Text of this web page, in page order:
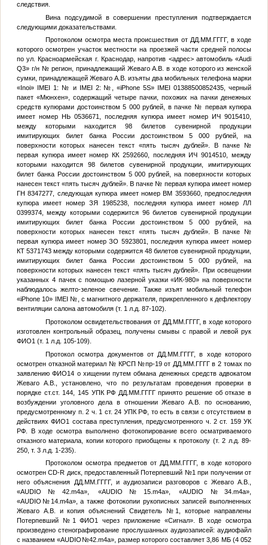
следствия.
Вина подсудимой в совершении преступления подтверждается
следующими доказательствами.
Протоколом осмотра места происшествия от ДД.ММ.ГГГГ, в ходе
которого осмотрен участок местности на проезжей части средней полосы
по ул. Красноармейская г. Краснодар, напротив <адрес>автомобиль «Audi
Q3» г/н № регион, принадлежащий Жеваго А.В. в ходе которого из женской
сумки, принадлежащей Жеваго А.В. изъяты два мобильных телефона марки
«Inoi» IMEI 1: № и IMEI 2: №
, «iPhone 5S» IMEI 01388500852435, черный
пакет «Мюнхен», содержащий четыре пачки, похожих на пачки денежных
средств купюрами достоинством 5 000 рублей, в пачке № первая купюра
имеет номер НЬ 0536671, последняя купюра имеет номер ИЧ 9015410,
между которыми находится 98 билетов сувенирной продукции
имитирующих билет банка России достоинством 5 000 рублей, на
поверхности которых нанесен текст «пять тысяч дублей». В пачке №
первая купюра имеет номер КК 2592660, последняя ИЧ 9014510, между
которыми находится 98 билетов сувенирной продукции, имитирующих
билет банка России достоинством 5 000 рублей, на поверхности которых
нанесен текст «пять тысяч дублей». В пачке № первая купюра имеет номер
ГН 8347277, следующая купюра имеет номер ВМ 3593660, предпоследняя
купюра имеет номер ЗЯ 1985238, последняя купюра имеет номер ЛЛ
0399374, между которыми содержится 96 билетов сувенирной продукции
имитирующих билет банка России достоинством 5 000 рублей, на
поверхности которых нанесен текст «пять тысяч дублей». В пачке №
первая купюра имеет номер ЗО 5923801, последняя купюра имеет номер
КТ 5371743 между которыми содержится 48 билетов сувенирной продукции,
имитирующих билет банка России достоинством 5 000 рублей, на
поверхности которых нанесен текст «пять тысяч дублей». При освещении
указанных 4 пачек с помощью лазерной указки «ИК-980» на поверхности
наблюдалось желто-зеленое свечение. Также изъят мобильный телефон
«iPhone 10» IMEI № , с магнитного держателя, прикрепленного к дефлектору
вентиляции салона автомобиля (т. 1 л.д. 87-102).
Протоколом освидетельствования от ДД.ММ.ГГГГ, в ходе которого
изготовлен контрольный образец, получены смывы с правой и левой рук
ФИО1 (т. 1 л.д. 105-109).
Протокол осмотра документов от ДД.ММ.ГГГГ, в ходе которого
осмотрен отказной материал № КРСП №пр-19 от ДД.ММ.ГГГГв 2 томах по
заявлениюФИО14 о хищении путем обмана денежных средств адвокатом
Жеваго А.В., установлено, что по результатам проведения проверки в
порядке ст.ст. 144, 145 УПК РФ ДД.ММ.ГГГГпринято решение об отказе в
возбуждении уголовного дела в отношении Жеваго А.В. по основанию,
предусмотренному п. 2 ч. 1 ст. 24 УПК РФ, то есть в связи с отсутствием в
действияхФИО1 состава преступления, предусмотренного ч. 2 ст. 159 УК
РФ. В ходе осмотра выполнено фотокопирование всего осматриваемого
отказного материала, копии которого приобщены к протоколу (т. 2 л.д. 89-
250, т. 3 л.д. 1-235).
Протоколом осмотра предметов от ДД.ММ.ГГГГ, в ходе которого
осмотрен CD-R диск, предоставленныйПотерпевший №1 при получении от
него объяснения
ДД.ММ.ГГГГ, и аудиозаписи разговоров с Жеваго А.В.,
«AUDIO № 42.m4a», «AUDIO № 15.m4a», «AUDIO №34.m4a»,
«AUDIO № 14.m4a», а также фотокопии рукописных записей выполненных
Жеваго А.В. и копия объяснений Свидетель №1
, которые направлены
Потерпевший №1
ФИО1
через приложение «Сигнал». В ходе осмотра
произведено стенографирование прослушанных аудиозаписей: аудиофайл
с названием «AUDIO №42.m4a», размер которого составляет 3,86 МБ (4 052